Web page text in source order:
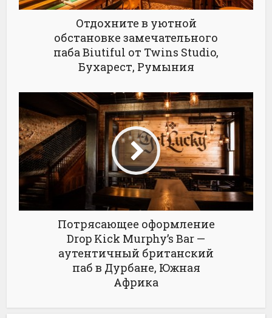
Отдохните в уютной
обстановке замечательного
паба Biutiful от Twins Studio,
Бухарест, Румыния
Потрясающее оформление
Drop Kick Murphy’s Bar —
аутентичный британский
паб в Дурбане, Южная
Африка